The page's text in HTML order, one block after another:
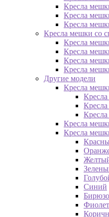
Кресла
Кресла
Кресла
Кресла мешки со
Кресла
Кресла
Кресла
Кресла
Другие модели
Кресла
Кресла
Кресла
Синий